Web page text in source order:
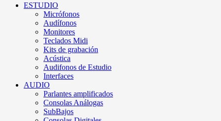
ESTUDIO
Micrófonos
Audífonos
Monitores
Teclados Midi
Kits de grabación
Acústica
Audifonos de Estudio
Interfaces
AUDIO
Parlantes amplificados
Consolas Análogas
SubBajos